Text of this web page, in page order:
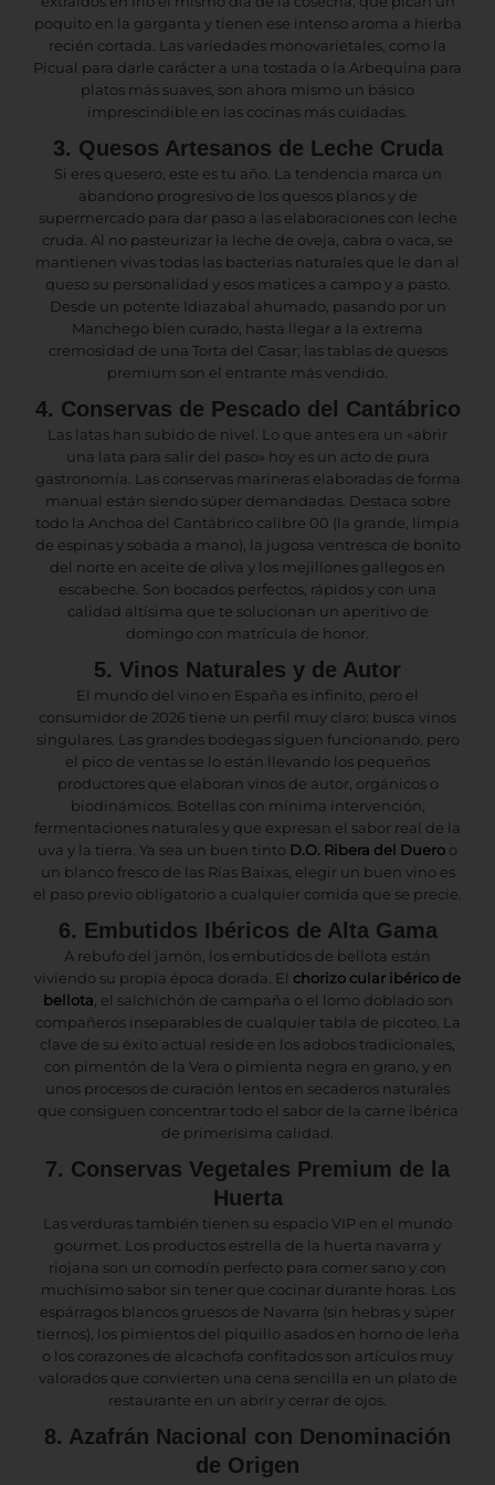
poquito en la garganta y tienen ese intenso aroma a hierba
recién cortada. Las variedades monovarietales, como la
Picual para darle carácter a una tostada o la Arbequina para
platos más suaves, son ahora mismo un básico
imprescindible en las cocinas más cuidadas.
3. Quesos Artesanos de Leche Cruda
Si eres quesero, este es tu año. La tendencia marca un
abandono progresivo de los quesos planos y de
supermercado para dar paso a las elaboraciones con leche
cruda. Al no pasteurizar la leche de oveja, cabra o vaca, se
mantienen vivas todas las bacterias naturales que le dan al
queso su personalidad y esos matices a campo y a pasto.
Desde un potente Idiazabal ahumado, pasando por un
Manchego bien curado, hasta llegar a la extrema
cremosidad de una Torta del Casar; las tablas de quesos
premium son el entrante más vendido.
4. Conservas de Pescado del Cantábrico
Las latas han subido de nivel. Lo que antes era un «abrir
una lata para salir del paso» hoy es un acto de pura
gastronomía. Las conservas marineras elaboradas de forma
manual están siendo súper demandadas. Destaca sobre
todo la Anchoa del Cantábrico calibre 00 (la grande, limpia
de espinas y sobada a mano), la jugosa ventresca de bonito
del norte en aceite de oliva y los mejillones gallegos en
escabeche. Son bocados perfectos, rápidos y con una
calidad altísima que te solucionan un aperitivo de
domingo con matrícula de honor.
5. Vinos Naturales y de Autor
El mundo del vino en España es infinito, pero el
consumidor de 2026 tiene un perfil muy claro: busca vinos
singulares. Las grandes bodegas siguen funcionando, pero
el pico de ventas se lo están llevando los pequeños
productores que elaboran vinos de autor, orgánicos o
biodinámicos. Botellas con mínima intervención,
fermentaciones naturales y que expresan el sabor real de la
uva y la tierra. Ya sea un buen tinto D.O. Ribera del Duero o
un blanco fresco de las Rías Baixas, elegir un buen vino es
el paso previo obligatorio a cualquier comida que se precie.
6. Embutidos Ibéricos de Alta Gama
A rebufo del jamón, los embutidos de bellota están
viviendo su propia época dorada. El chorizo cular ibérico de
bellota, el salchichón de campaña o el lomo doblado son
compañeros inseparables de cualquier tabla de picoteo. La
clave de su éxito actual reside en los adobos tradicionales,
con pimentón de la Vera o pimienta negra en grano, y en
unos procesos de curación lentos en secaderos naturales
que consiguen concentrar todo el sabor de la carne ibérica
de primerísima calidad.
7. Conservas Vegetales Premium de la
Huerta
Las verduras también tienen su espacio VIP en el mundo
gourmet. Los productos estrella de la huerta navarra y
riojana son un comodín perfecto para comer sano y con
muchísimo sabor sin tener que cocinar durante horas. Los
espárragos blancos gruesos de Navarra (sin hebras y súper
tiernos), los pimientos del piquillo asados en horno de leña
o los corazones de alcachofa confitados son artículos muy
valorados que convierten una cena sencilla en un plato de
restaurante en un abrir y cerrar de ojos.
8. Azafrán Nacional con Denominación
de Origen